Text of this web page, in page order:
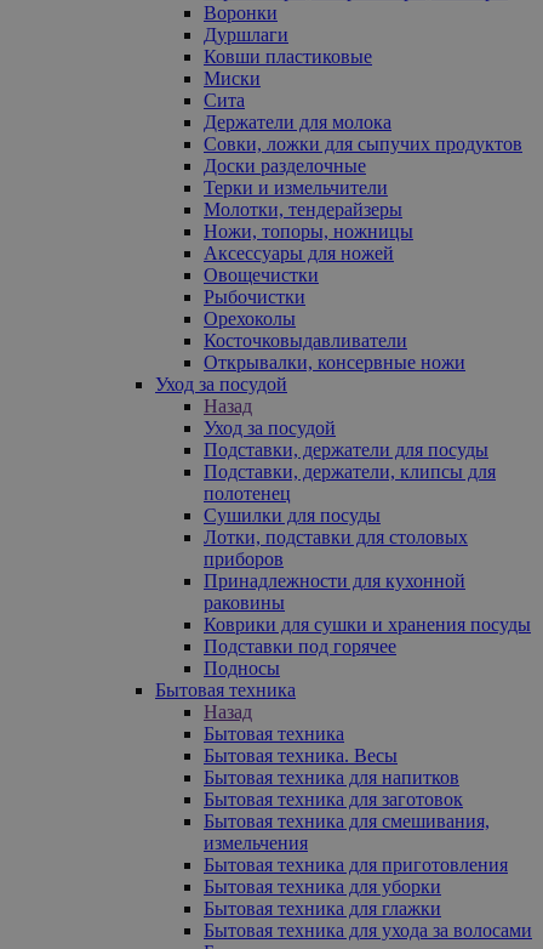
Воронки
Дуршлаги
Ковши пластиковые
Миски
Сита
Держатели для молока
Совки, ложки для сыпучих продуктов
Доски разделочные
Терки и измельчители
Молотки, тендерайзеры
Ножи, топоры, ножницы
Аксессуары для ножей
Овощечистки
Рыбочистки
Орехоколы
Косточковыдавливатели
Открывалки, консервные ножи
Уход за посудой
Назад
Уход за посудой
Подставки, держатели для посуды
Подставки, держатели, клипсы для
полотенец
Сушилки для посуды
Лотки, подставки для столовых
приборов
Принадлежности для кухонной
раковины
Коврики для сушки и хранения посуды
Подставки под горячее
Подносы
Бытовая техника
Назад
Бытовая техника
Бытовая техника. Весы
Бытовая техника для напитков
Бытовая техника для заготовок
Бытовая техника для смешивания,
измельчения
Бытовая техника для приготовления
Бытовая техника для уборки
Бытовая техника для глажки
Бытовая техника для ухода за волосами